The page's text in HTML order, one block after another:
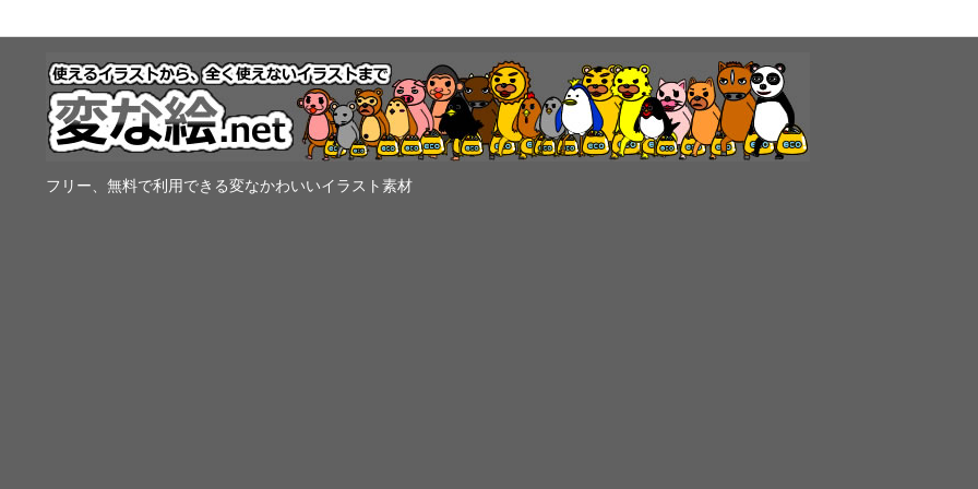
フリー、無料で利用できる変なかわいいイラスト素材